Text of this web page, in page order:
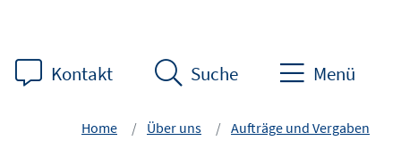
Kontakt Suche Menü
Home Über uns Aufträge und Vergaben